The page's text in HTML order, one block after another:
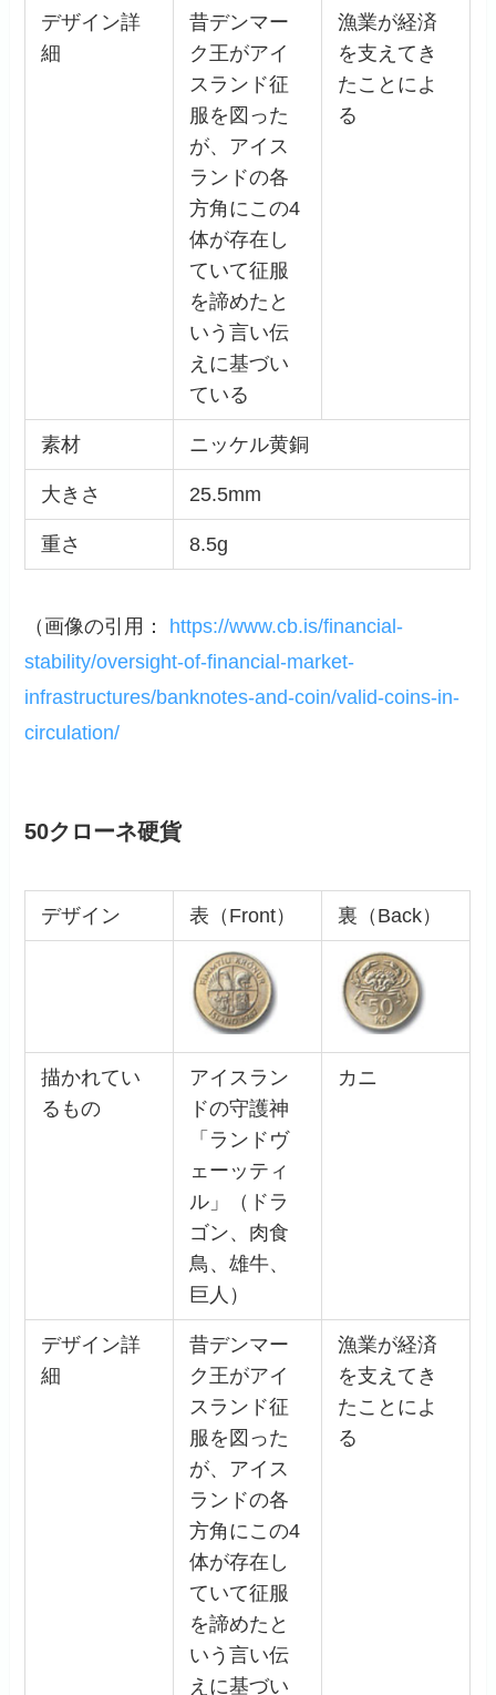
デザイン詳
細
昔デンマー
ク王がアイ
スランド征
服を図った
が、アイス
ランドの各
方角にこの4
体が存在し
ていて征服
を諦めたと
いう言い伝
えに基づい
ている
漁業が経済
を支えてき
たことによ
る
素材 ニッケル黄銅
大きさ 25.5mm
重さ 8.5g
（画像の引用： https://www.cb.is/financial-
stability/oversight-of-financial-market-
infrastructures/banknotes-and-coin/valid-coins-in-
circulation/
50クローネ硬貨
デザイン 表（Front） 裏（Back）
描かれてい
るもの
アイスラン
ドの守護神
「ランドヴ
ェーッティ
ル」（ドラ
ゴン、肉食
鳥、雄牛、
巨人）
カニ
デザイン詳
細
昔デンマー
ク王がアイ
スランド征
服を図った
が、アイス
ランドの各
方角にこの4
体が存在し
ていて征服
を諦めたと
いう言い伝
えに基づい
漁業が経済
を支えてき
たことによ
る